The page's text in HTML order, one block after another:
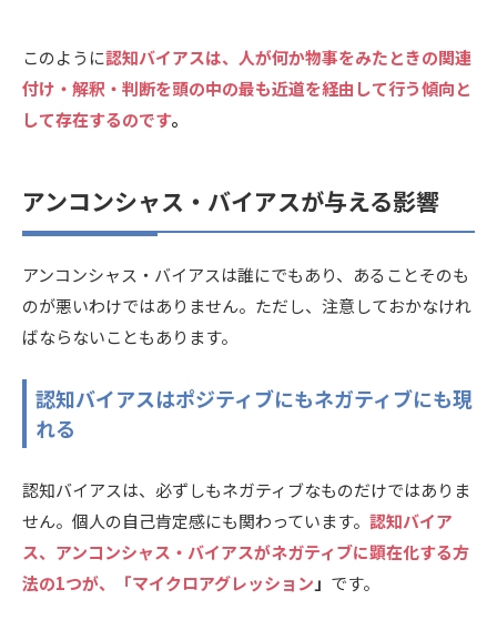
このように認知バイアスは、人が何か物事をみたときの関連
付け・解釈・判断を頭の中の最も近道を経由して行う傾向と
して存在するのです。
アンコンシャス・バイアスが与える影響
アンコンシャス・バイアスは誰にでもあり、あることそのも
のが悪いわけではありません。ただし、注意しておかなけれ
ばならないこともあります。
認知バイアスはポジティブにもネガティブにも現
れる
認知バイアスは、必ずしもネガティブなものだけではありま
せん。個人の自己肯定感にも関わっています。 認知バイア
ス、アンコンシャス・バイアスがネガティブに顕在化する方
法の1つが、「マイクロアグレッション 」 です。